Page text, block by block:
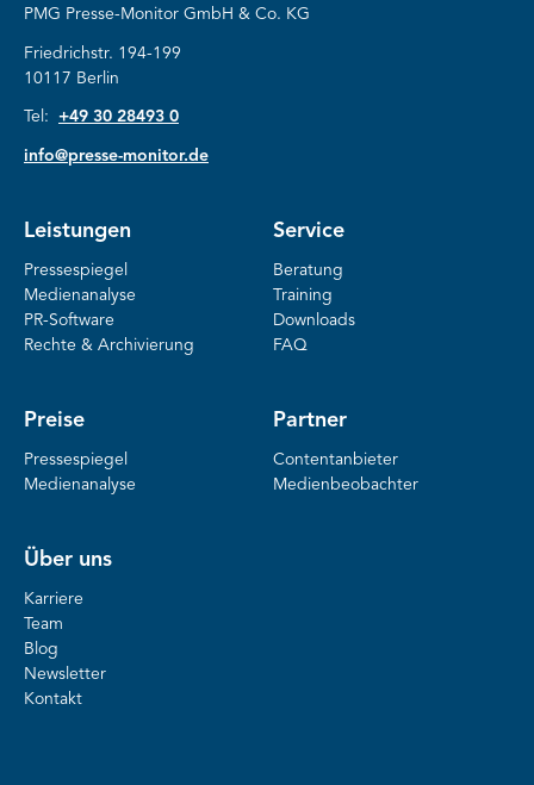
PMG Presse-Monitor GmbH & Co. KG
Friedrichstr. 194-199
10117 Berlin
Tel: +49 30 28493 0
info@presse-monitor.de
Leistungen
Pressespiegel
Medienanalyse
PR-Software
Rechte & Archivierung
Service
Beratung
Training
Downloads
FAQ
Preise
Pressespiegel
Medienanalyse
Partner
Contentanbieter
Medienbeobachter
Über uns
Karriere
Team
Blog
Newsletter
Kontakt